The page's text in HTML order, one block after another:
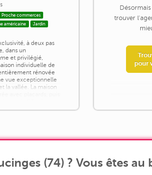
Proche commerces
américaine
Jardin
à deux pas
dans un
et privilégié,
individuelle de
rénovée
vue exceptionnelle
la vallée. La maison
comprenant une
trouver
pour
(74) ? Vous êtes